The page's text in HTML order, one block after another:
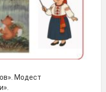
Модест